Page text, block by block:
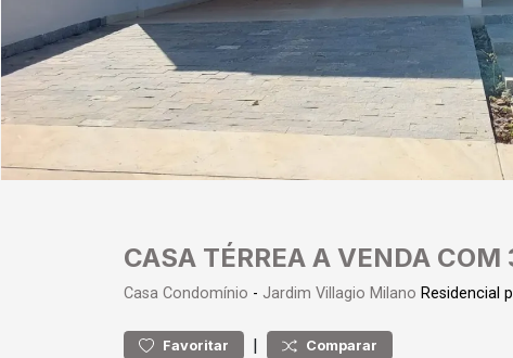
CASA TÉRREA A VENDA
Casa Condomínio - Jardim Villagio Milano Residencial
Favoritar | Comparar